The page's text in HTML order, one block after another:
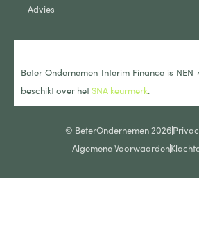
Advies
Beter Ondernemen Interim Finance is
beschikt over hetSNA keurmerk.
© BeterOndernemen 2026
Algemene Voorwaarden